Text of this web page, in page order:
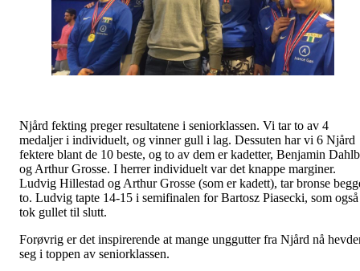
Njård fekting preger resultatene i seniorklassen. Vi tar to av 4
medaljer i individuelt, og vinner gull i lag. Dessuten har vi 6 Njård
fektere blant de 10 beste, og to av dem er kadetter, Benjamin
og Arthur Grosse. I herrer individuelt var det knappe marginer.
Ludvig Hillestad og Arthur Grosse (som er kadett), tar bronse
to. Ludvig tapte 14-15 i semifinalen for Bartosz Piasecki, som også
tok gullet til slutt.
Forøvrig er det inspirerende at mange unggutter fra Njård nå
seg i toppen av seniorklassen.